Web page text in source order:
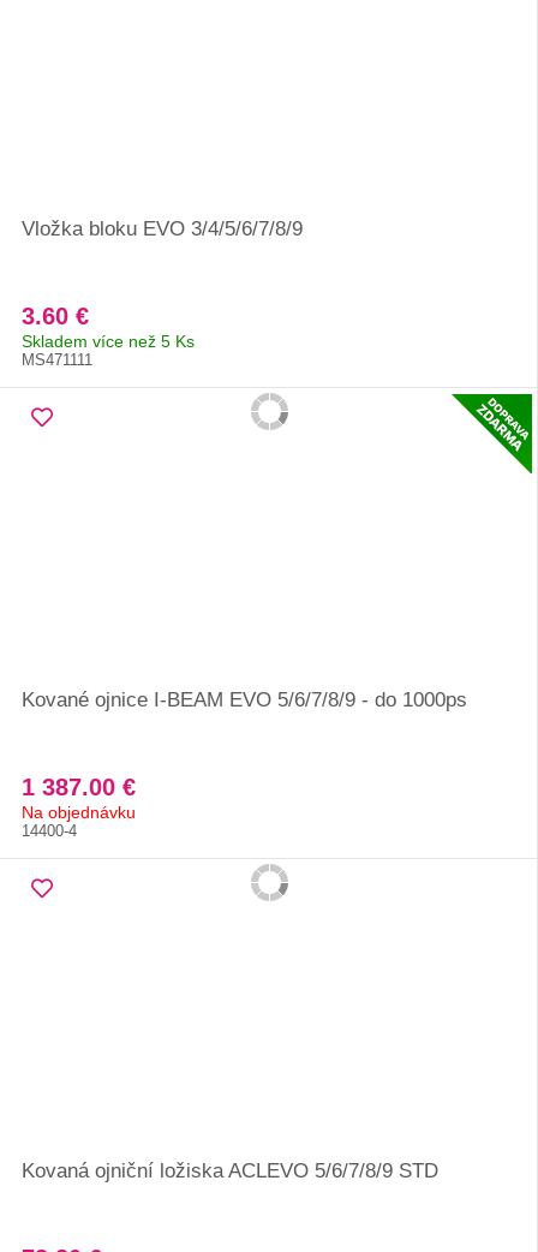
Vložka bloku EVO 3/4/5/6/7/8/9
3.60 €
Skladem více než 5 Ks
MS471111
Kované ojnice I-BEAM EVO 5/6/7/8/9 - do 1000ps
1 387.00 €
Na objednávku
14400-4
Kovaná ojniční ložiska ACLEVO 5/6/7/8/9 STD